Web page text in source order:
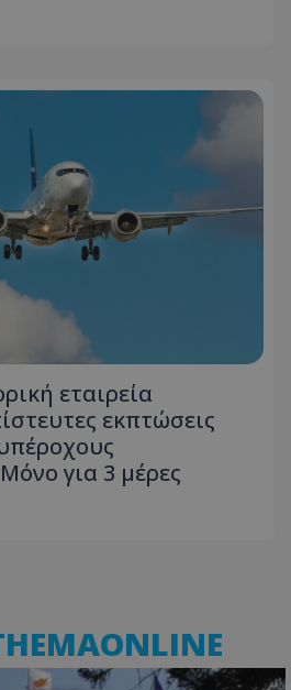
εταιρεία
εκπτώσεις
για 3 μέρες
τη διαχείριση λογαριασμού.
Προμηθευτής/Πεδίο
Microsoft Corporation
YouTube
.youtube.com